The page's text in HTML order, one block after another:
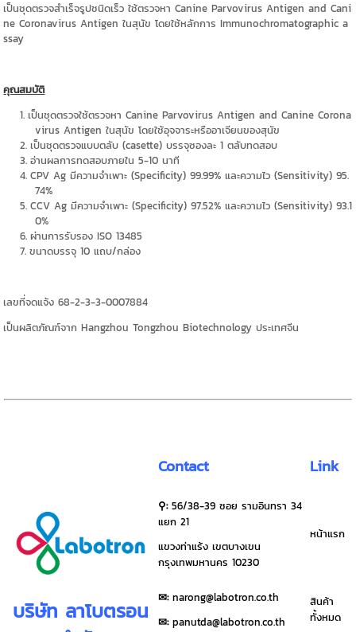
เป็นชุดตรวจสำเร็จรูปชนิดเร็ว ใช้ตรวจหา Canine Parvovirus Antigen and Cani
ne Coronavirus Antigen ในสุนัข โดยใช้หลักการ Immunochromatographic a
ssay
คุณสมบัติ
เป็นชุดตรวจใช้ตรวจหา Canine Parvovirus Antigen and Canine Corona
virus Antigen ในสุนัข โดยใช้อุจจาระหรืออาเจียนของสุนัข
เป็นชุดตรวจแบบตลับ (casette) บรรจุซองละ 1 ตลับทดสอบ
อ่านผลการทดสอบภายใน 5-10 นาที
CPV Ag มีความจำเพาะ (Specificity) 99.99% และความไว (Sensitivity) 95.
74%
CCV Ag มีความจำเพาะ (Specificity) 97.52% และความไว (Sensitivity) 93.1
0%
ผ่านการรับรอง ISO 13485
ขนาดบรรจุ 10 แถบ/กล่อง
เลขที่จดแจ้ง 68-2-3-3-0007884
เป็นผลิตภัณฑ์จาก Hangzhou Tongzhou Biotechnology ประเทศจีน
บริษัท ลาโบตรอน
Contact Link
⚲:56/38-39 ซอย รามอินทรา 34
แยก 21
แขวงท่าแร้ง เขตบางเขน
กรุงเทพมหานคร 10230
หน้าแรก
✉︎: narong@labotron.co.th
✉︎: panutda@labotron.co.th
สินค้า
ทั้งหมด